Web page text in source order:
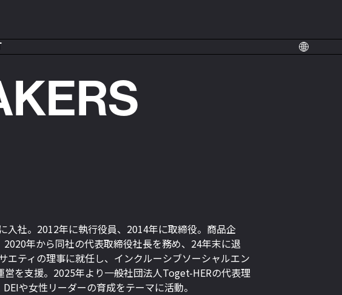
入社。2012年に執行役員、2014年に取締役。商品企
年から同社の代表取締役社長を務め、24年末に退
ティの理事に就任し、インクルーシブソーシャルエン
を支援。2025年より一般社団法人Toget-HERの代表理
や女性リーダーの育成をテーマに活動。